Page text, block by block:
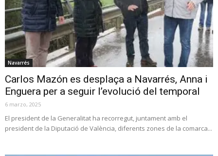
Navarrés
Carlos Mazón es desplaça a Navarrés, Anna i
Enguera per a seguir l’evolució del temporal
6 marzo, 2025
El president de la Generalitat ha recorregut, juntament amb el
president de la Diputació de València, diferents zones de la comarca...